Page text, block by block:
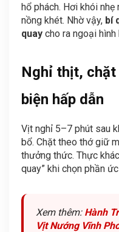
hổ phách. Hơi khói
nồng khét. Nhờ vậy, bí
quay cho ra ngoại
Nghỉ thịt,
biện hấp dẫn
Vịt nghỉ 5–7 phút sau
bổ. Chặt theo thớ giữ
thưởng thức. Thực
quay” khi chọn phần
Xem thêm: Hành
Vịt Nướng Vĩnh